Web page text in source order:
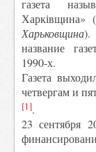
газета
Харківщина»
Харьковщина
название
1990-х.
Газета
четвергам и
[1].
23 сентября